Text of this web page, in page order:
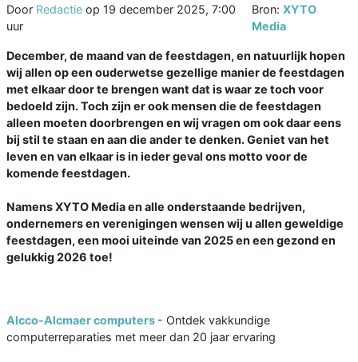
Door Redactie op 19 december 2025, 7:00
uur
Bron:XYTO
Media
December, de maand van de feestdagen, en natuurlijk hopen
wij allen op een ouderwetse gezellige manier de feestdagen
met elkaar door te brengen want dat is waar ze toch voor
bedoeld zijn. Toch zijn er ook mensen die de feestdagen
alleen moeten doorbrengen en wij vragen om ook daar eens
bij stil te staan en aan die ander te denken. Geniet van het
leven en van elkaar is in ieder geval ons motto voor de
komende feestdagen.
Namens XYTO Media en alle onderstaande bedrijven,
ondernemers en verenigingen wensen wij u allen geweldige
feestdagen, een mooi uiteinde van 2025 en een gezond en
gelukkig 2026 toe!
Alcco-Alcmaer computers - Ontdek vakkundige
computerreparaties met meer dan 20 jaar ervaring